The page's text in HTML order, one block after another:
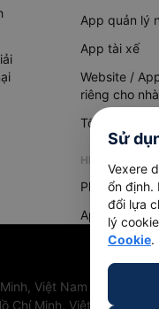
App quản lý
App tài xế
Website /
riêng cho
Tổng đài AI
HỆ THỐNG
Phần mềm
App quản lý
Việt Nam
Chí Minh, Việt Nam
Sử
Vexere
ổn định.
đổi lựa
lý
Cookie.